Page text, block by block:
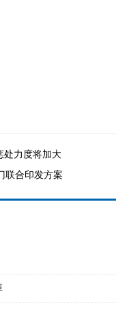
处力度将加大
联合印发方案